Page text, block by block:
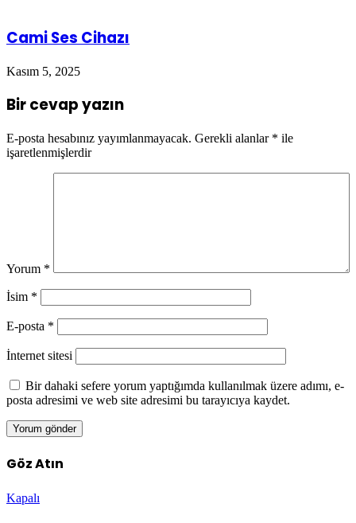
Cami Ses Cihazı
Kasım 5, 2025
Bir cevap yazın
E-posta hesabınız yayımlanmayacak. Gerekli alanlar * ile
işaretlenmişlerdir
Yorum *
İsim *
E-posta *
İnternet sitesi
Bir dahaki sefere yorum yaptığımda kullanılmak üzere adımı, e-
posta adresimi ve web site adresimi bu tarayıcıya kaydet.
Göz Atın
Kapalı